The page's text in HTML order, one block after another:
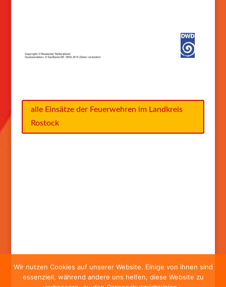
alle Einsätze der Feuerwehren im Landkreis
Rostock
Wir nutzen Cookies auf unserer Website. Einige von ihnen sind
essenziell, während andere uns helfen, diese Website zu